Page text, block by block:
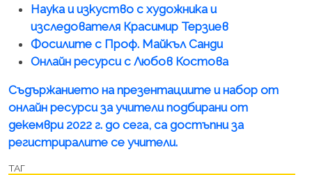
Наука и изкуство с художника и
изследователя Красимир Терзиев
Фосилите с Проф. Майкъл Санди
Онлайн ресурси с Любов Костова
Съдържанието на презентациите и набор от
онлайн ресурси за учители подбирани от
декември 2022 г. до сега, са достъпни за
регистриралите се учители.
ТАГ